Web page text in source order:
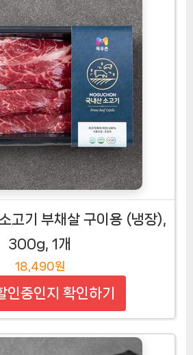
고기 부채살 구이용 (냉장),
300g, 1개
18,490원
인중인지 확인하기